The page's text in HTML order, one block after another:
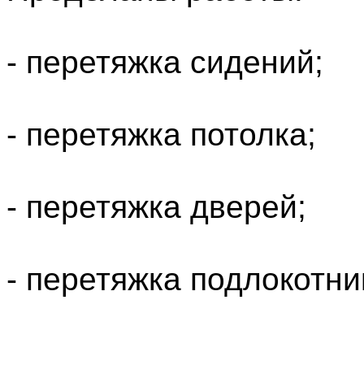
- перетяжка сидений;
- перетяжка потолка;
- перетяжка дверей;
- перетяжка